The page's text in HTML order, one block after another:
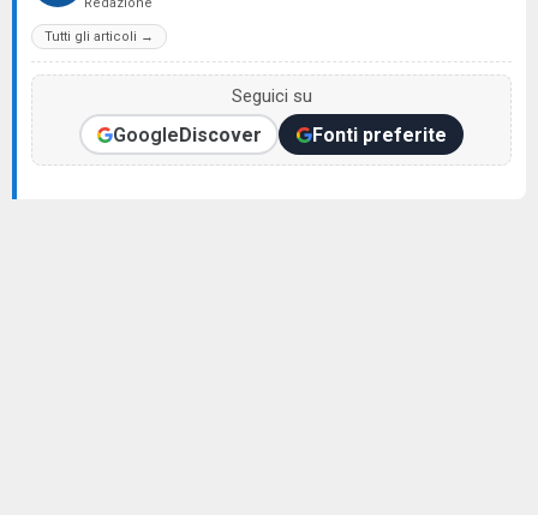
Tutti gli articoli →
Seguici su
GoogleDiscover Fonti preferite